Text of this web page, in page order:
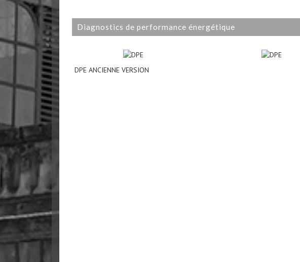
diagnostics de performance énergétique
DPE ANCIENNE VERSION